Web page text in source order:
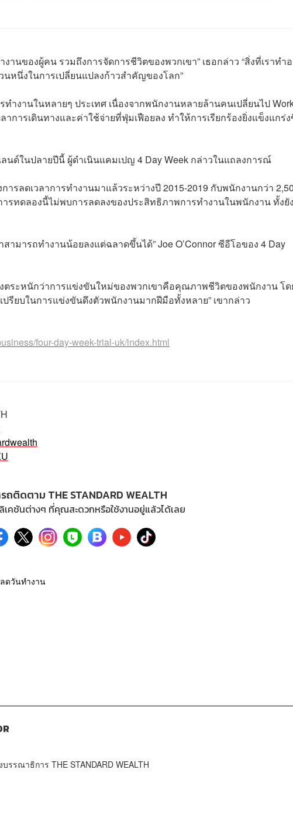
านของผู้คน รวมถึงการจัดการชีวิตของพวกเขา” เธอกล่าว “สิ่งที่เราทำ
นหนึ่งในการเปลี่ยนแปลงก้าวสำคัญของโลก”
ำงานในหลายๆ ประเทศ เนื่องจากพนักงานหลายล้านคนเปลี่ยนไป
าการเดินทางและค่าใช้จ่ายที่ฟุ่มเฟือยลง ทำให้การเรียกร้องยิ่งแข็งแกร่
นด์ในปลายปีนี้ ผู้ดำเนินแคมเปญ 4 Day Week กล่าวในแถลงการณ์
รลดเวลาการทำงานมาแล้วระหว่างปี 2015-2019 กับพนักงานกว่า
รทดลองนี้ไม่พบการลดลงของประสิทธิภาพการทำงานในพนักงาน ทั้งยั
ามารถทำงานน้อยลงแต่ฉลาดขึ้นได้” Joe O’Connor ซีอีโอของ 4 Day
ตระหนักว่าการแข่งขันใหม่ของพวกเขาคือคุณภาพชีวิตของพนักงาน โ
รียบในการแข่งขันดึงตัวพนักงานมากฝีมือทั้งหลาย” เขากล่าว
four-day-week-trial-uk/index.html
ถติดตาม THE STANDARD WEALTH
คชันต่างๆ ที่คุณสะดวกหรือใช้งานอยู่แล้วได้เลย
ลดวันทำงาน
รรณาธิการ ​​THE STANDARD WEALTH